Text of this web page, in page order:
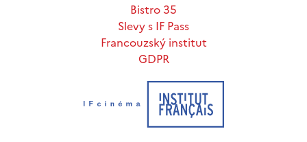
Bistro 35
Slevy s IF Pass
Francouzský institut
GDPR